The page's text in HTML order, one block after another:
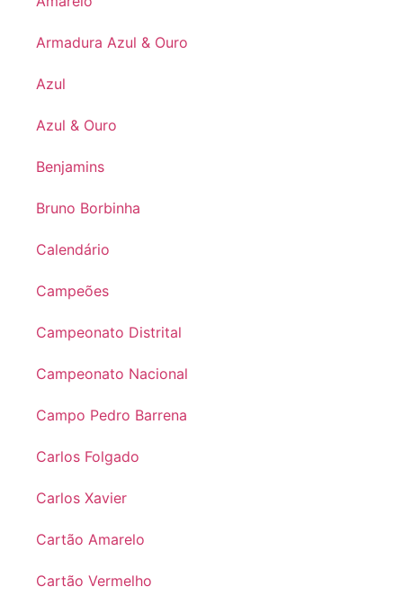
Armadura Azul & Ouro
Azul
Azul & Ouro
Benjamins
Bruno Borbinha
Calendário
Campeões
Campeonato Distrital
Campeonato Nacional
Campo Pedro Barrena
Carlos Folgado
Carlos Xavier
Cartão Amarelo
Cartão Vermelho